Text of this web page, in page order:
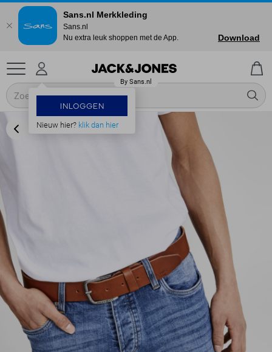
INLOGGEN
Nieuw hier? klik dan hier
Sans.nl Merkkleding
Sans.nl
Nu extra leuk shoppen met de App.
Download